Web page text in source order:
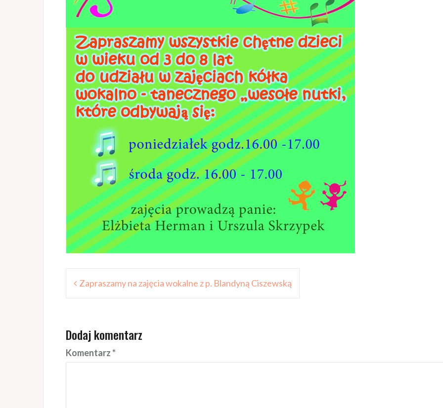
Nawigacja
wpisu
Zapraszamy na zajęcia wokalne z p. Blandyną Ciszewską
Dodaj komentarz
Komentarz*